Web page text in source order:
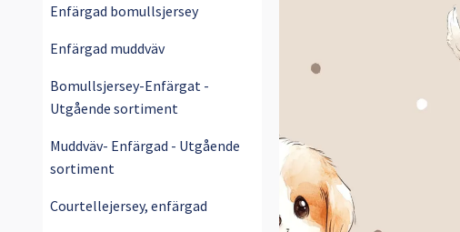
Enfärgad bomullsjersey
Enfärgad muddväv
Bomullsjersey-Enfärgat -
Utgående sortiment
Muddväv- Enfärgad - Utgående
sortiment
Courtellejersey, enfärgad